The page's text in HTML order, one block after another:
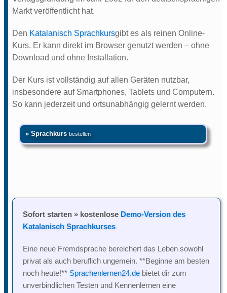
Markt veröffentlicht hat.
Den Katalanisch Sprachkursgibt es als reinen Online-
Kurs. Er kann direkt im Browser genutzt werden – ohne
Download und ohne Installation.
Der Kurs ist vollständig auf allen Geräten nutzbar,
insbesondere auf Smartphones, Tablets und Computern.
So kann jederzeit und ortsunabhängig gelernt werden.
» Sprachkurs bestellen
Sofort starten » kostenlose Demo-Version des
Katalanisch Sprachkurses
Eine neue Fremdsprache bereichert das Leben sowohl
privat als auch beruflich ungemein. **Beginne am besten
noch heute!** Sprachenlernen24.de bietet dir zum
unverbindlichen Testen und Kennenlernen eine